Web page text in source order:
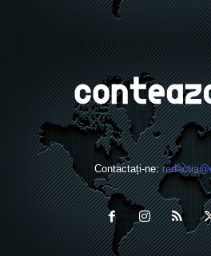
Contactați-ne: